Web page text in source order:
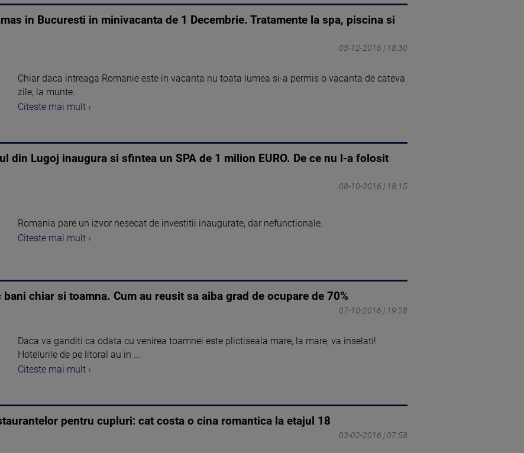
in Bucuresti in minivacanta de 1 Decembrie. Tratamente la spa, piscina si
03-12-2016 | 18:30
Chiar daca intreaga Romanie este in vacanta nu toata lumea si-a permis o vacanta de cateva
zile, la munte.
Citeste mai mult ›
din Lugoj inaugura si sfintea un SPA de 1 milion EURO. De ce nu l-a folosit
08-10-2016 | 18:15
Romania pare un izvor nesecat de investitii inaugurate, dar nefunctionale.
Citeste mai mult ›
chiar si toamna. Cum au reusit sa aiba grad de ocupare de 70%
07-10-2016 | 19:28
Daca va ganditi ca odata cu venirea toamnei este plictiseala mare, la mare, va inselati!
Hotelurile de pe litoral au in ...
Citeste mai mult ›
pentru cupluri: cat costa o cina romantica la etajul 18
03-02-2016 | 07:58